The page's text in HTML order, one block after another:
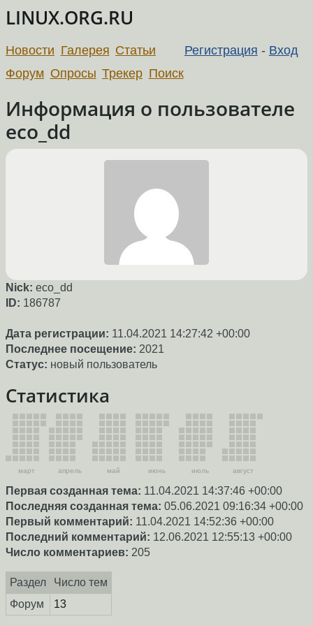
LINUX.ORG.RU
Регистрация - Вход
Новости Галерея Статьи
Форум Опросы Трекер Поиск
Информация о пользователе
eco_dd
Nick: eco_dd
ID: 186787
Дата регистрации: 11.04.2021 14:27:42 +00:00
Последнее посещение: 2021
Статус: новый пользователь
Статистика
март апрель май июнь июль август
Первая созданная тема: 11.04.2021 14:37:46 +00:00
Последняя созданная тема: 05.06.2021 09:16:34 +00:00
Первый комментарий: 11.04.2021 14:52:36 +00:00
Последний комментарий: 12.06.2021 12:55:13 +00:00
Число комментариев: 205
Раздел
Число тем
Форум
13